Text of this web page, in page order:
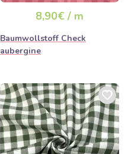
ausverkauft sein
8,90€ / m
Baumwollstoff Check
aubergine